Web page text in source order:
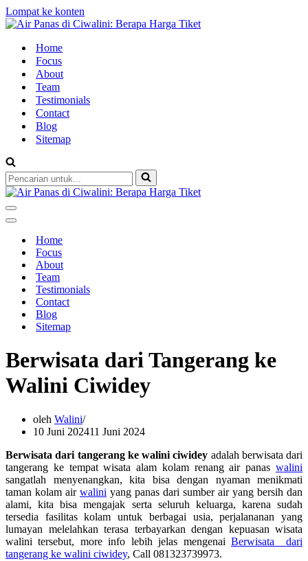
Lompat ke konten
Home
Focus
About
Team
Testimonials
Contact
Blog
Sitemap
Pencarian
untuk...
Menu
Navigasi
Menu
NavigasiHome
Focus
About
Team
Testimonials
Contact
Blog
Sitemap
Berwisata dari Tangerang ke
Walini Ciwidey
oleh Walini
10 Juni 202411 Juni 2024
Berwisata dari tangerang ke walini ciwidey adalah berwisata dari
tangerang ke tempat wisata alam kolam renang air panas walini
sangatlah menyenangkan, kita bisa dengan nyaman menikmati
taman kolam air walini yang panas dari sumber air yang bersih dan
alami, kita bisa mengajak serta seluruh keluarga, karena sudah
tersedia fasilitas kolam untuk berbagai usia, perjalananan yang
lumayan melelahkan terasa terbayarkan dengan kepuasan wisata
walini tersebut, more info lebih jelas mengenaiBerwisata dari
tangerang ke walini ciwidey, Call 081323739973.